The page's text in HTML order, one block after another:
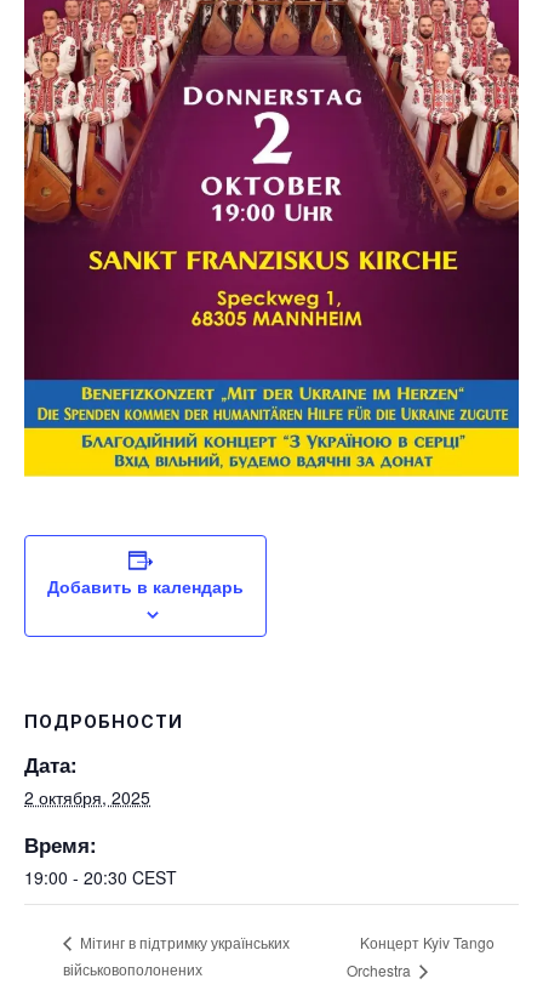
Добавить в календарь
ПОДРОБНОСТИ
Дата:
2 октября, 2025
Время:
19:00 - 20:30 CEST
Мітинг в підтримку українських
військовополонених
Kонцерт Kyiv Tango
Orchestra